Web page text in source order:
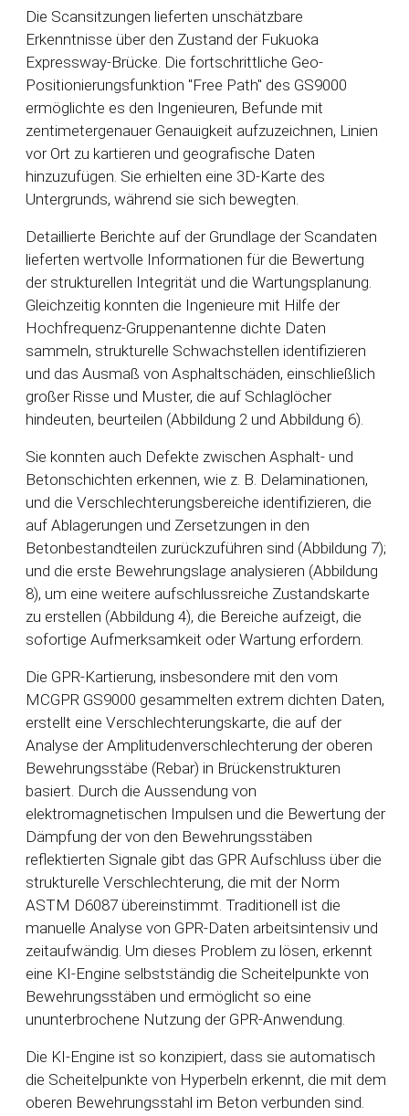
Die Scansitzungen lieferten unschätzbare
Erkenntnisse über den Zustand der Fukuoka
Expressway-Brücke. Die fortschrittliche Geo-
Positionierungsfunktion "Free Path" des GS9000
ermöglichte es den Ingenieuren, Befunde mit
zentimetergenauer Genauigkeit aufzuzeichnen, Linien
vor Ort zu kartieren und geografische Daten
hinzuzufügen. Sie erhielten eine 3D-Karte des
Untergrunds, während sie sich bewegten.
Detaillierte Berichte auf der Grundlage der Scandaten
lieferten wertvolle Informationen für die Bewertung
der strukturellen Integrität und die Wartungsplanung.
Gleichzeitig konnten die Ingenieure mit Hilfe der
Hochfrequenz-Gruppenantenne dichte Daten
sammeln, strukturelle Schwachstellen identifizieren
und das Ausmaß von Asphaltschäden, einschließlich
großer Risse und Muster, die auf Schlaglöcher
hindeuten, beurteilen (Abbildung 2 und Abbildung 6).
Sie konnten auch Defekte zwischen Asphalt- und
Betonschichten erkennen, wie z. B. Delaminationen,
und die Verschlechterungsbereiche identifizieren, die
auf Ablagerungen und Zersetzungen in den
Betonbestandteilen zurückzuführen sind (Abbildung 7);
und die erste Bewehrungslage analysieren (Abbildung
8), um eine weitere aufschlussreiche Zustandskarte
zu erstellen (Abbildung 4), die Bereiche aufzeigt, die
sofortige Aufmerksamkeit oder Wartung erfordern.
Die GPR-Kartierung, insbesondere mit den vom
MCGPR GS9000 gesammelten extrem dichten Daten,
erstellt eine Verschlechterungskarte, die auf der
Analyse der Amplitudenverschlechterung der oberen
Bewehrungsstäbe (Rebar) in Brückenstrukturen
basiert. Durch die Aussendung von
elektromagnetischen Impulsen und die Bewertung der
Dämpfung der von den Bewehrungsstäben
reflektierten Signale gibt das GPR Aufschluss über die
strukturelle Verschlechterung, die mit der Norm
ASTM D6087 übereinstimmt. Traditionell ist die
manuelle Analyse von GPR-Daten arbeitsintensiv und
zeitaufwändig. Um dieses Problem zu lösen, erkennt
eine KI-Engine selbstständig die Scheitelpunkte von
Bewehrungsstäben und ermöglicht so eine
ununterbrochene Nutzung der GPR-Anwendung.
Die KI-Engine ist so konzipiert, dass sie automatisch
die Scheitelpunkte von Hyperbeln erkennt, die mit dem
oberen Bewehrungsstahl im Beton verbunden sind.